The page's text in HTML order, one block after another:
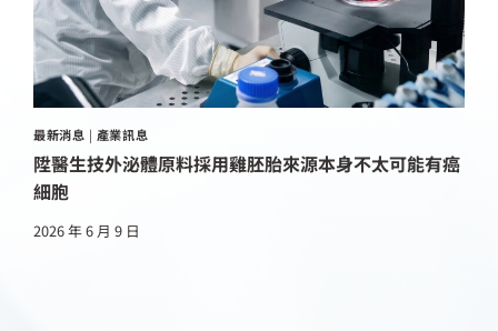
最新消息 | 產業訊息
陞醫生技外泌體原料採用雞胚胎來源本身不太可能有癌
細胞
2026 年 6 月 9 日